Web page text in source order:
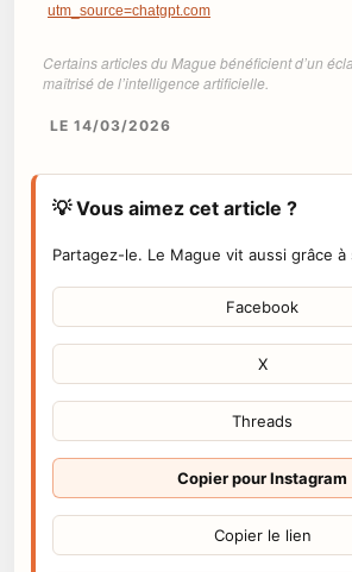
utm_source=chatgpt.com
Certains articles du Mague bénéficient d’un
maîtrisé de l’intelligence artificielle.
LE 14/03/2026
💡 Vous aimez cet article ?
Partagez-le. Le Mague vit aussi grâce
Facebook
X
Threads
Copier pour Instagram
Copier le lien